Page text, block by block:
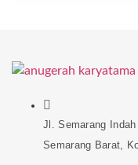
Jl. Semarang
Semarang Barat,